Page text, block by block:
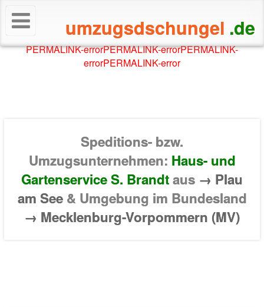
umzugsdschungel .de
PERMALINK-errorPERMALINK-errorPERMALINK-
errorPERMALINK-error
Speditions- bzw.
Umzugsunternehmen: Haus- und
Gartenservice S. Brandtaus → Plau
am See & Umgebung im Bundesland
→ Mecklenburg-Vorpommern (MV)